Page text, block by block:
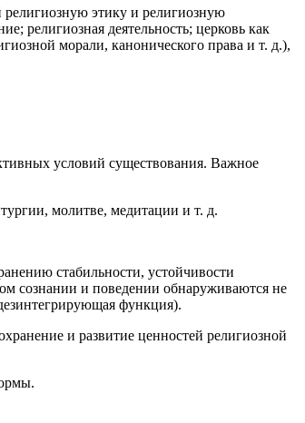
этику и религиозную
религиозная деятельность; церковь как
морали, канонического права и т. д.),
условий существования. Важное
молитве, медитации и т. д.
стабильности, устойчивости
сознании и поведении обнаруживаются не
функция).
и развитие ценностей религиозной